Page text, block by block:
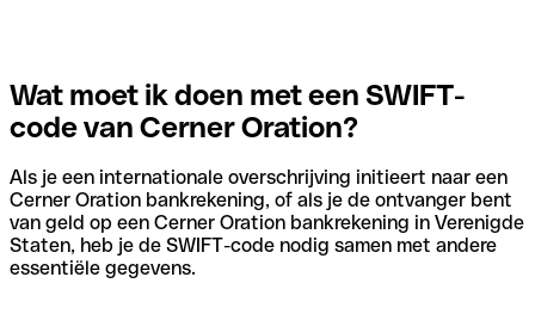
Wat moet ik doen met een SWIFT-
code van Cerner Oration?
Als je een internationale overschrijving initieert naar een
Cerner Oration bankrekening, of als je de ontvanger bent
van geld op een Cerner Oration bankrekening in Verenigde
Staten, heb je de SWIFT-code nodig samen met andere
essentiële gegevens.